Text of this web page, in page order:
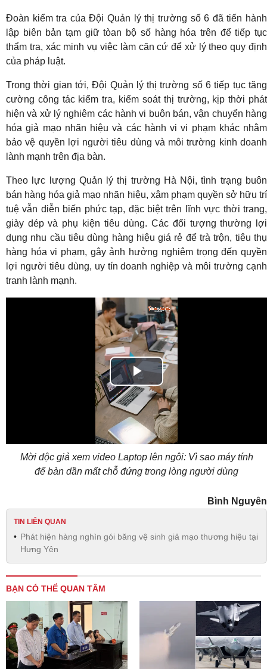
Đoàn kiểm tra của Đội Quản lý thị trường số 6 đã tiến hành
lập biên bản tạm giữ tòan bộ số hàng hóa trên để tiếp tục
thẩm tra, xác minh vụ việc làm căn cứ để xử lý theo quy định
của pháp luật.
Trong thời gian tới, Đội Quản lý thị trường số 6 tiếp tục tăng
cường công tác kiểm tra, kiểm soát thị trường, kịp thời phát
hiện và xử lý nghiêm các hành vi buôn bán, vận chuyển hàng
hóa giả mạo nhãn hiệu và các hành vi vi phạm khác nhằm
bảo vệ quyền lợi người tiêu dùng và môi trường kinh doanh
lành mạnh trên địa bàn.
Theo lực lượng Quản lý thị trường Hà Nội, tình trạng buôn
bán hàng hóa giả mạo nhãn hiệu, xâm phạm quyền sở hữu trí
tuệ vẫn diễn biến phức tạp, đặc biệt trên lĩnh vực thời trang,
giày dép và phụ kiện tiêu dùng. Các đối tượng thường lợi
dụng nhu cầu tiêu dùng hàng hiệu giá rẻ để trà trộn, tiêu thụ
hàng hóa vi phạm, gây ảnh hưởng nghiêm trọng đến quyền
lợi người tiêu dùng, uy tín doanh nghiệp và môi trường cạnh
tranh lành mạnh.
Play
Video
Mời độc giả xem video Laptop lên ngôi: Vì sao máy tính
để bàn dần mất chỗ đứng trong lòng người dùng
Bình Nguyên
TIN LIÊN QUAN
Phát hiện hàng nghìn gói băng vệ sinh giả mạo thương hiệu tại
Hưng Yên
BẠN CÓ THỂ QUAN TÂM